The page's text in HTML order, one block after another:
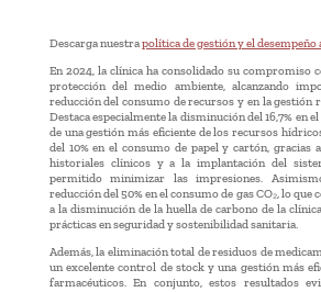
Descarga nuestrapolítica de gestión y el desempeño
En 2024, la clínica ha consolidado su compromiso
protección del medio ambiente, alcanzando
reducción del consumo de recursos y en la gestión
Destaca especialmente la disminución del 16,7% en
de una gestión más eficiente de los recursos
del 10% en el consumo de papel y cartón, gracias
historiales clínicos y a la implantación del
permitido minimizar las impresiones.
reducción del 50% en el consumo de gas CO₂, lo
a la disminución de la huella de carbono de la
prácticas en seguridad y sostenibilidad sanitaria.
Además, la eliminación total de residuos de
un excelente control de stock y una gestión más
farmacéuticos. En conjunto, estos resultados